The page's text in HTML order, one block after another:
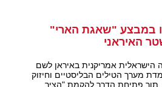
במבצע "שאגת הארי"
האיראני
אמריקנית באיראן לשם
מערך הטילים הבליסטיים וחיזוק
תוך פתיחת הדרך להקמת "הציר